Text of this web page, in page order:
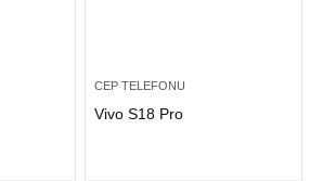
CEP TELEFONU
Vivo S18 Pro